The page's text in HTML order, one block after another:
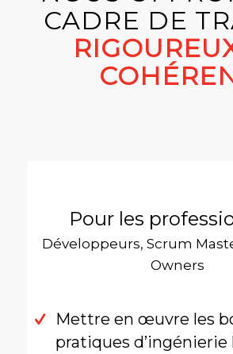
CADRE DE
Pour les
Développeurs, Scrum
Owners
Mettre en œuvre les
pratiques d’ingénierie